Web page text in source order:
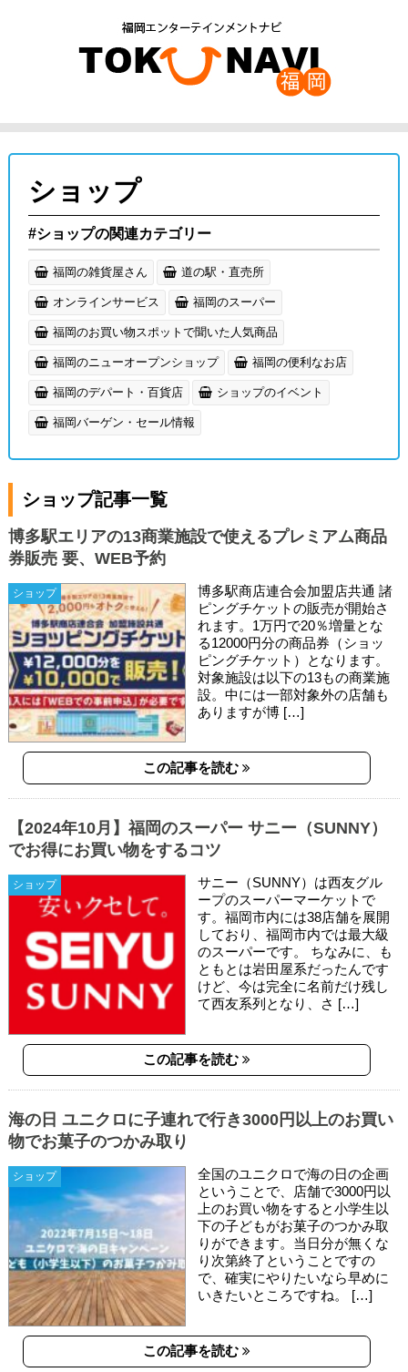
ショップ
#ショップの関連カテゴリー
福岡の雑貨屋さん 道の駅・直売所
オンラインサービス 福岡のスーパー
福岡のお買い物スポットで聞いた人気商品
福岡のニューオープンショップ 福岡の便利なお店
福岡のデパート・百貨店 ショップのイベント
福岡バーゲン・セール情報
ショップ記事一覧
ショップ
博多駅エリアの13商業施設で使えるプレミアム商品
券販売 要、WEB予約
博多駅商店連合会加盟店共通 諸
ピングチケットの販売が開始さ
れます。1万円で20％増量とな
る12000円分の商品券（ショッ
ピングチケット）となります。
対象施設は以下の13もの商業施
設。中には一部対象外の店舗も
ありますが博 […]
この記事を読む
ショップ
【2024年10月】福岡のスーパー サニー（SUNNY）
でお得にお買い物をするコツ
サニー（SUNNY）は西友グル
ープのスーパーマーケットで
す。福岡市内には38店舗を展開
しており、福岡市内では最大級
のスーパーです。 ちなみに、も
ともとは岩田屋系だったんです
けど、今は完全に名前だけ残し
て西友系列となり、さ […]
この記事を読む
ショップ
海の日 ユニクロに子連れで行き3000円以上のお買い
物でお菓子のつかみ取り
全国のユニクロで海の日の企画
ということで、店舗で3000円以
上のお買い物をすると小学生以
下の子どもがお菓子のつかみ取
りができます。当日分が無くな
り次第終了ということですの
で、確実にやりたいなら早めに
いきたいところですね。 […]
この記事を読む